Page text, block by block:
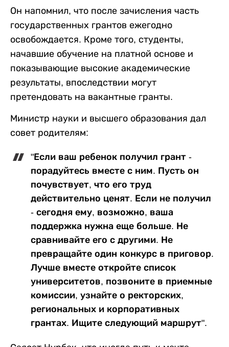
Он напомнил, что после зачисления часть
государственных грантов ежегодно
освобождается. Кроме того, студенты,
начавшие обучение на платной основе и
показывающие высокие академические
результаты, впоследствии могут
претендовать на вакантные гранты.
Министр науки и высшего образования дал
совет родителям:
"Если ваш ребенок получил грант -
порадуйтесь вместе с ним. Пусть он
почувствует, что его труд
действительно ценят. Если не получил
- сегодня ему, возможно, ваша
поддержка нужна еще больше. Не
сравнивайте его с другими. Не
превращайте один конкурс в приговор.
Лучше вместе откройте список
университетов, позвоните в приемные
комиссии, узнайте о ректорских,
региональных и корпоративных
грантах. Ищите следующий маршрут".